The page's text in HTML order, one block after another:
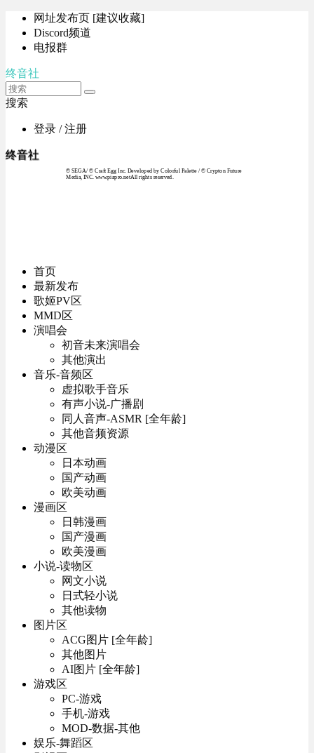
网址发布页 [建议收藏]
Discord频道
电报群
终音社
搜索
登录 / 注册
终音社
© SEGA / © Craft Egg Inc. Developed by Colorful Palette / © Crypton Future
Media, INC. www.piapro.netAll rights reserved.
首页
最新发布
歌姬PV区
MMD区
演唱会
初音未来演唱会
其他演出
音乐-音频区
虚拟歌手音乐
有声小说-广播剧
同人音声-ASMR [全年龄]
其他音频资源
动漫区
日本动画
国产动画
欧美动画
漫画区
日韩漫画
国产漫画
欧美漫画
小说-读物区
网文小说
日式轻小说
其他读物
图片区
ACG图片 [全年龄]
其他图片
AI图片 [全年龄]
游戏区
PC-游戏
手机-游戏
MOD-数据-其他
娱乐-舞蹈区